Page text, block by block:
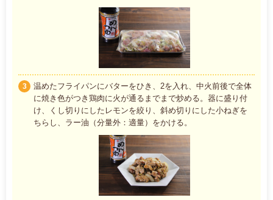
3
温めたフライパンにバターをひき、2を入れ、中火前後で全体
に焼き色がつき鶏肉に火が通るまでまで炒める。器に盛り付
け、くし切りにしたレモンを絞り、斜め切りにした小ねぎを
ちらし、ラー油（分量外：適量）をかける。